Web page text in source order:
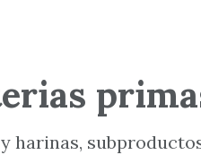
harinas,